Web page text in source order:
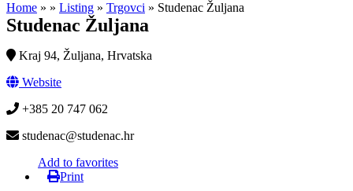
Home » » Listing » Trgovci » Studenac Žuljana
Studenac Žuljana
Kraj 94, Žuljana, Hrvatska
Website
+385 20 747 062
studenac@studenac.hr
Add to favorites
Print